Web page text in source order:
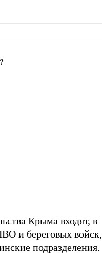
Крыма входят, в
и береговых войск,
подразделения.